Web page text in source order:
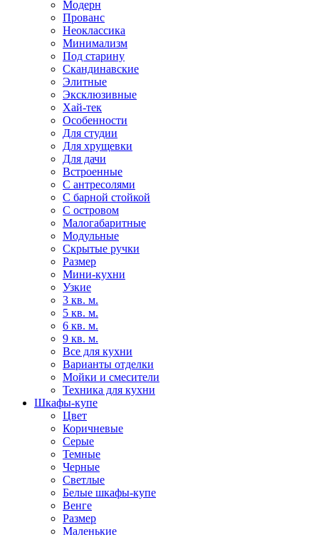
Модерн
Прованс
Неоклассика
Минимализм
Под старину
Скандинавские
Элитные
Эксклюзивные
Хай-тек
Особенности
Для студии
Для хрущевки
Для дачи
Встроенные
С антресолями
С барной стойкой
С островом
Малогабаритные
Модульные
Скрытые ручки
Размер
Мини-кухни
Узкие
3 кв. м.
5 кв. м.
6 кв. м.
9 кв. м.
Все для кухни
Варианты отделки
Мойки и смесители
Техника для кухни
Шкафы-купе
Цвет
Коричневые
Серые
Темные
Черные
Светлые
Белые шкафы-купе
Венге
Размер
Маленькие